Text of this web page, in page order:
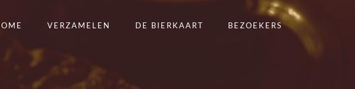
VERZAMELEN DE BIERKAART BEZOEKERS